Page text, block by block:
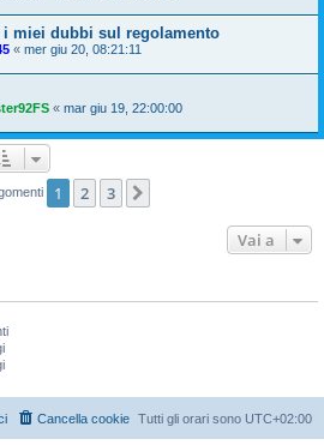
i miei dubbi sul regolamento
« mer giu 20, 08:21:11
« mar giu 19, 22:00:00
1 2 3
Vai a
Tutti gli orari sono UTC+02:00
Cancella cookie